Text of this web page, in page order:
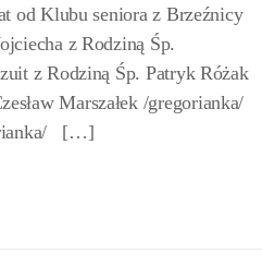
od Klubu seniora z Brzeźnicy
z Rodziną Śp.
z Rodziną Śp. Patryk Różak
Marszałek /gregorianka/
[…]